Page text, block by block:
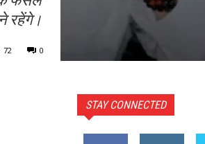
रहेंगे।
0
72
STAY CONNECTED